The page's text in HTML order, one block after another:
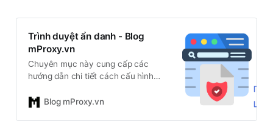
Trình duyệt ẩn danh - Blog
mProxy.vn
Chuyên mục này cung cấp các
hướng dẫn chi tiết cách cấu hình
duyệt ẩn danh (antidetect browser)
Blog mProxy.vn